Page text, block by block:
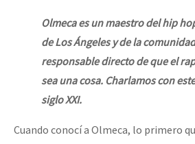
Olmeca es un maestro del hip
de Los Ángeles y de la
responsable directo de que el
sea una cosa. Charlamos con
siglo XXI.
Cuando conocí a Olmeca, lo primero